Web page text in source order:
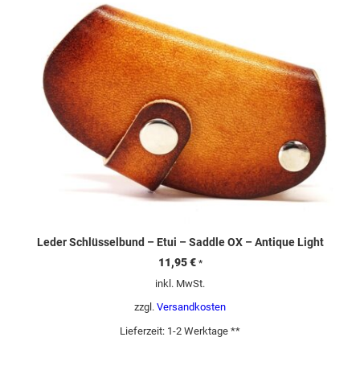
Leder Schlüsselbund – Etui – Saddle OX – Antique Light
11,95€ *
inkl. MwSt.
zzgl. Versandkosten
Lieferzeit: 1-2 Werktage **